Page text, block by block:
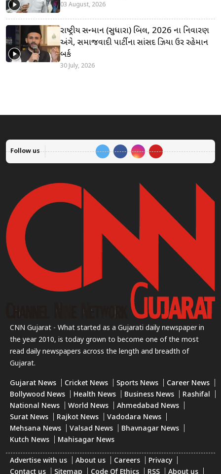
03 August, 2026
રાષ્ટ્રીય સન્માન (સુધારા) બિલ, 2026 ના નિવારણ
અંગે, સમાજવાદી પાર્ટીના સાંસદ ઝિયા ઉર રહેમાન
બર્ક
30 July, 2026
Follow us
CNN Gujarat - What started as a Gujarati daily newspaper in
the year 2010, is today grown to become one of the most
read daily newspapers across the length and breadth of
Gujarat.
Gujarat News Cricket News Sports News
Career News
Bollywood News
Health News Business News
Rashifal
National News
World News
Ahmedabad News
Surat News
Rajkot News
Vadodara News
Mehsana News
Valsad News
Bhavnagar News
Kutch News
Mahisagar News
Advertise with us About us Careers
Privacy